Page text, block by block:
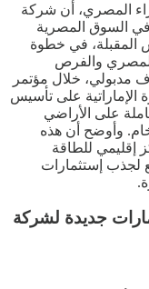
المصري، أن شركة
في السوق المصرية
المقبلة، في خطوة
والفرص
مدبولي، خلال مؤتمر
على تأسيس
على الأراضي
وأوضح أن هذه
للطاقة
لجذب إستثمارات
إستثمارات جديدة لشركة